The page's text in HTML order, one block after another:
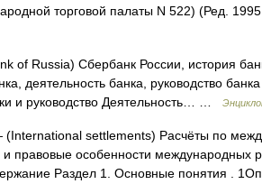
торговой палаты N 522) (Ред.
of Russia) Сбербанк России, история
деятельность банка, руководство
и руководство Деятельность… …
settlements) Расчёты по
особенности международных
Раздел 1. Основные понятия .